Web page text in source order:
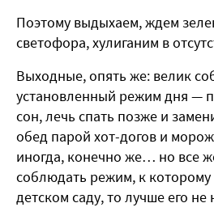
Поэтому выдыхаем, ждем
светофора, хулиганим в
Выходные, опять же: велик
установленный режим дня —
сон, лечь спать позже и
обед парой хот-догов и
иногда, конечно же… но все
соблюдать режим, к
детском саду, то лучше его не